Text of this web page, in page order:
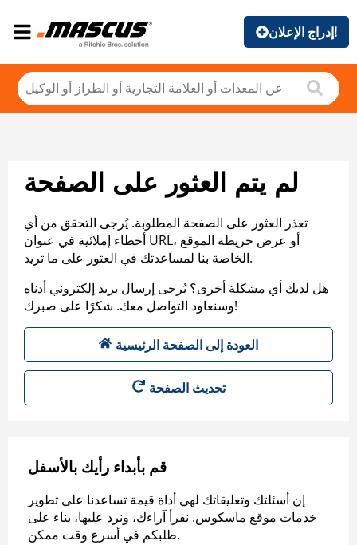
إدراج الإعلان!
لم يتم العثور على الصفحة
تعذر العثور على الصفحة المطلوبة. يُرجى التحقق من أي
أخطاء إملائية في عنوان URL، أو عرض خريطة الموقع
الخاصة بنا لمساعدتك في العثور على ما تريد.
هل لديك أي مشكلة أخرى؟ يُرجى إرسال بريد إلكتروني أدناه
وسنعاود التواصل معك. شكرًا على صبرك!
العودة إلى الصفحة الرئيسية
تحديث الصفحة
قم بأبداء رأيك بالأسفل
إن أسئلتك وتعليقاتك لهي أداة قيمة تساعدنا على تطوير
خدمات موقع ماسكوس. نقرأ آراءك، ونرد عليها، بناء على
طلبكم في أسرع وقت ممكن.